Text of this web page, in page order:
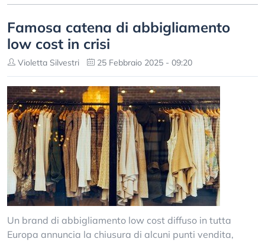
Famosa catena di abbigliamento
low cost in crisi
Violetta Silvestri 25 Febbraio 2025 - 09:20
Un brand di abbigliamento low cost diffuso in tutta
Europa annuncia la chiusura di alcuni punti vendita,